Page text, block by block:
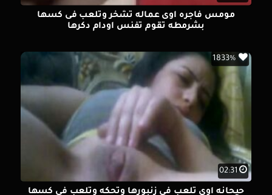
مومس فاجره اوى عماله تشخر وتلعب فى كسها
بشرمطه تقوم تفنس اودام دكرها
02:31
1833%
حيحانه اوى تلعب فى زنبورها وتحكه وتلعب فى كسها